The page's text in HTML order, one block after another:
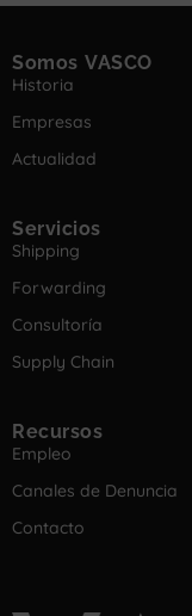
Somos VASCO
Historia
Empresas
Actualidad
Servicios
Shipping
Forwarding
Consultoría
Supply Chain
Recursos
Empleo
Canales de Denuncia
Contacto